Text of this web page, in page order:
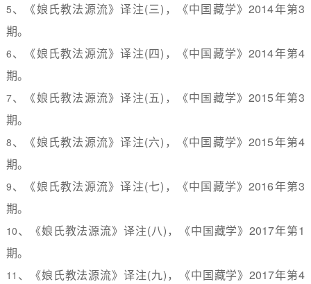
5、《娘氏教法源流》译注(三) ，《中国藏学》2014年第3
期。
6、《娘氏教法源流》译注(四) ，《中国藏学》2014年第4
期。
7、《娘氏教法源流》译注(五) ，《中国藏学》2015年第3
期。
8、《娘氏教法源流》译注(六) ，《中国藏学》2015年第4
期。
9、《娘氏教法源流》译注(七) ，《中国藏学》2016年第3
期。
10、《娘氏教法源流》译注(八) ，《中国藏学》2017年第1
期。
11 、《娘氏教法源流》译注(九) ，《中国藏学》2017年第4